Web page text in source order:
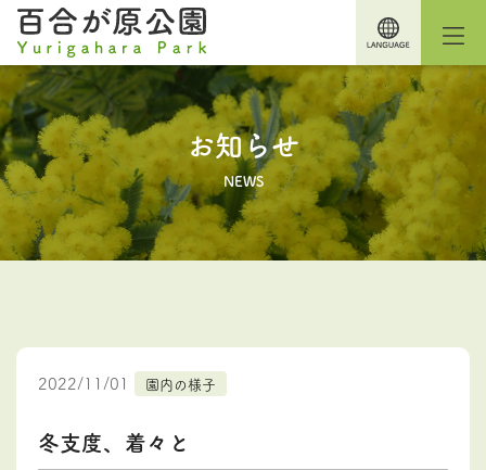
お知らせ
NEWS
2022/11/01 園内の様子
冬支度、着々と